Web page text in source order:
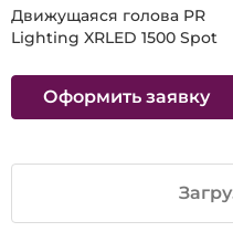
Движущаяся голова PR
Lighting XRLED 1500 Spot
Оформить заявку